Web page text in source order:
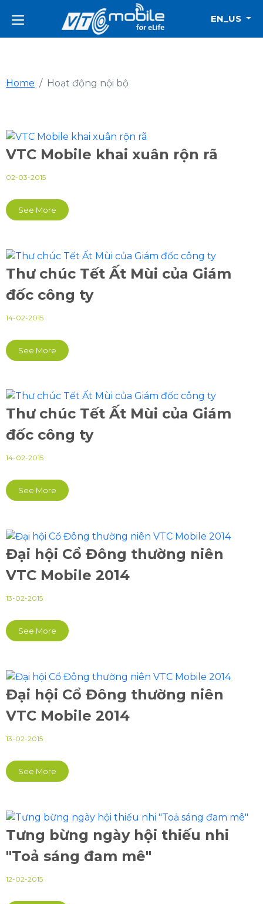
EN_US
Home Hoạt động nội bộ
VTC Mobile khai xuân rộn rã
02-03-2015
See More
Thư chúc Tết Ất Mùi của Giám
đốc công ty
14-02-2015
See More
Thư chúc Tết Ất Mùi của Giám
đốc công ty
14-02-2015
See More
Đại hội Cổ Đông thường niên
VTC Mobile 2014
13-02-2015
See More
Đại hội Cổ Đông thường niên
VTC Mobile 2014
13-02-2015
See More
Tưng bừng ngày hội thiếu nhi
"Toả sáng đam mê"
12-02-2015